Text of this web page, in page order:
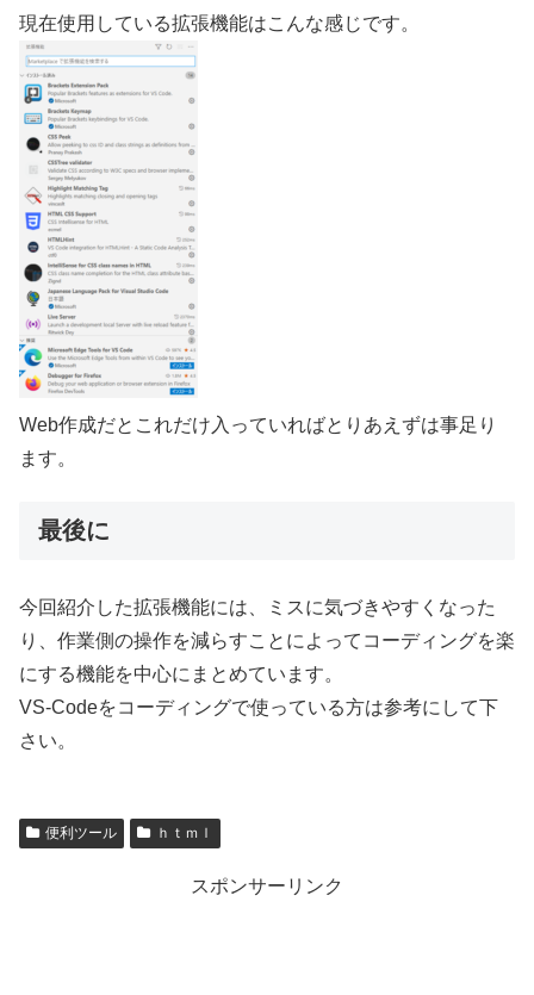
現在使用している拡張機能はこんな感じです。
Web作成だとこれだけ入っていればとりあえずは事足り
ます。
最後に
今回紹介した拡張機能には、ミスに気づきやすくなった
り、作業側の操作を減らすことによってコーディングを楽
にする機能を中心にまとめています。
VS-Codeをコーディングで使っている方は参考にして下
さい。
便利ツール ｈｔｍｌ
スポンサーリンク